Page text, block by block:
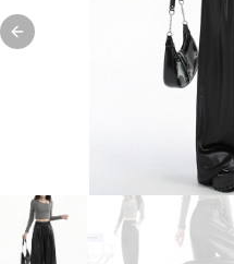
Previous slide